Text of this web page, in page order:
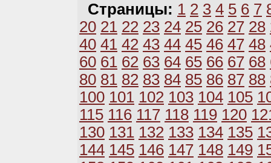
Страницы: 1 2 3 4 5 6 7
20 21 22 23 24 25 26 27 28
40 41 42 43 44 45 46 47 48
60 61 62 63 64 65 66 67 68
80 81 82 83 84 85 86 87 88
100 101 102 103 104 105
115 116 117 118 119 120
130 131 132 133 134 135
144 145 146 147 148 149